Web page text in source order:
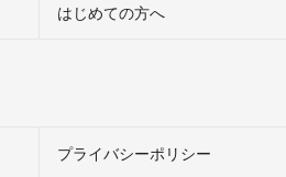
はじめての方へ
プライバシーポリシー